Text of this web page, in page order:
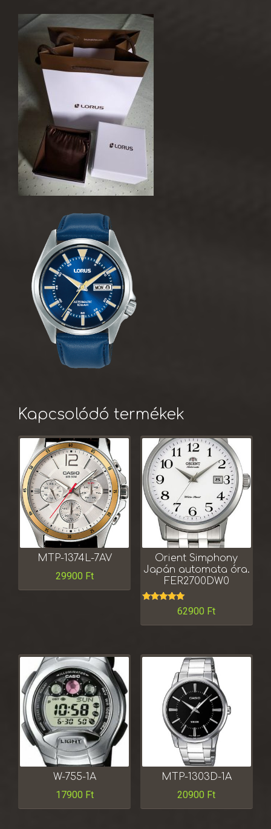
Kapcsolódó termékek
MTP-1374L-7AV
29900 Ft
Orient Simphony
Japán automata óra.
FER2700DW0
Értékelés:
/ 5
62900 Ft
W-755-1A
17900 Ft
MTP-1303D-1A
20900 Ft